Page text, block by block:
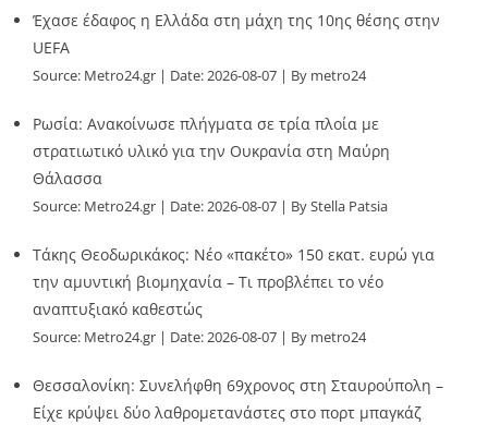
Έχασε έδαφος η Ελλάδα στη μάχη της 10ης θέσης στην
UEFA
Source: Metro24.gr Date: 2026-08-07 By metro24
Ρωσία: Ανακοίνωσε πλήγματα σε τρία πλοία με
στρατιωτικό υλικό για την Ουκρανία στη Μαύρη
Θάλασσα
Source: Metro24.gr Date: 2026-08-07 By Stella Patsia
Τάκης Θεοδωρικάκος: Νέο «πακέτο» 150 εκατ. ευρώ για
την αμυντική βιομηχανία – Τι προβλέπει το νέο
αναπτυξιακό καθεστώς
Source: Metro24.gr Date: 2026-08-07 By metro24
Θεσσαλονίκη: Συνελήφθη 69χρονος στη Σταυρούπολη –
Είχε κρύψει δύο λαθρομετανάστες στο πορτ μπαγκάζ